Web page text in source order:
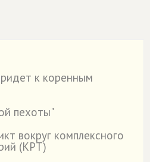
к коренным
пехоты"
вокруг комплексного
(КРТ)